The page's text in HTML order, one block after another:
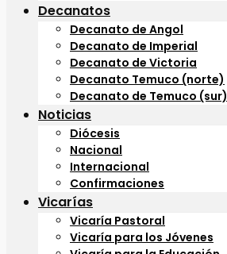
Decanatos
Decanato de Angol
Decanato de Imperial
Decanato de Victoria
Decanato Temuco (norte)
Decanato de Temuco (sur)
Noticias
Diócesis
Nacional
Internacional
Confirmaciones
Vicarías
Vicaría Pastoral
Vicaría para los Jóvenes